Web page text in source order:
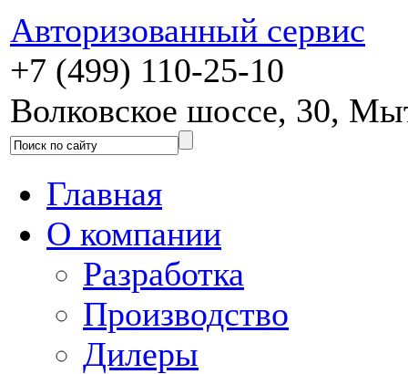
Авторизованный сервис
+7 (499) 110-25-10
Волковское шоссе, 30,
Главная
О компании
Разработка
Производство
Дилеры